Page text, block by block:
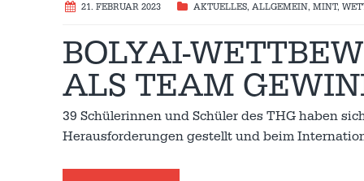
21. FEBRUAR 2023 AKTUELLES, ALLGEMEIN, MINT,
BOLYAI-
ALS TEAM
39 Schülerinnen und Schüler des THG haben
Herausforderungen gestellt und beim